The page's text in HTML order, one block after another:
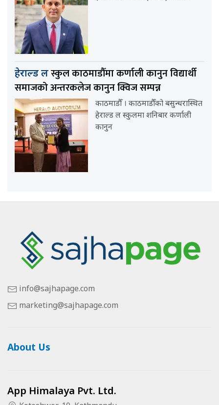
हेराल्ड लस्कुल काठमाडौँमा कर्णाली कानुन विद्यार्थी
समाजको अन्तरकलेज कानुन क्विज सम्पन्न
काठमाडौँ । काठमाडौँको बसुन्धरास्थित
हेराल्ड ल स्कुलमा शनिबार कर्णाली
कानुन
info@sajhapage.com
marketing@sajhapage.com
About Us
App Himalaya Pvt. Ltd.